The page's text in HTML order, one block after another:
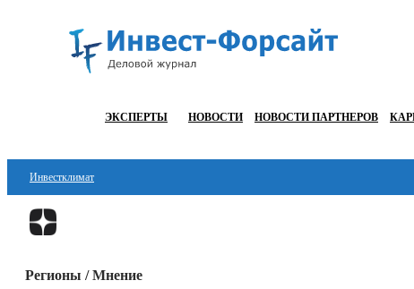
ЭКСПЕРТЫ НОВОСТИ НОВОСТИ ПАРТНЕРОВ
Инвестклимат
Финансы
Регионы / Мнение